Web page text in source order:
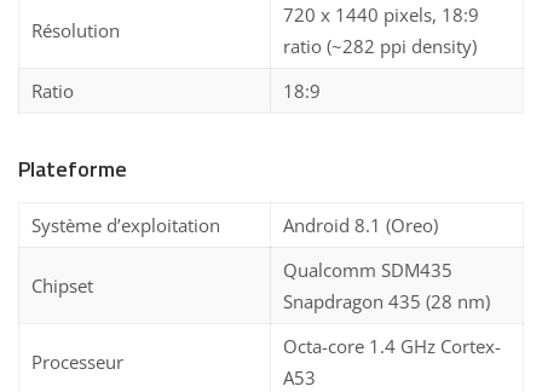
Résolution
720 x 1440 pixels, 18:9
ratio (~282 ppi density)
Ratio
18:9
Plateforme
Système d’exploitation Android 8.1 (Oreo)
Chipset
Qualcomm SDM435
Snapdragon 435 (28 nm)
Processeur
Octa-core 1.4 GHz Cortex-
A53